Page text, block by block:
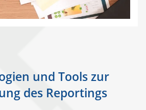
und Tools zur
des Reportings